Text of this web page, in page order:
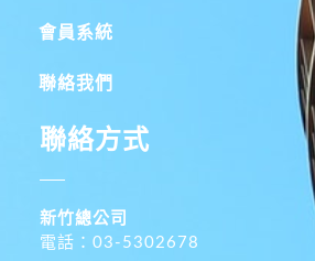
會員系統
聯絡我們
聯絡方式
新竹總公司
電話：03-5302678